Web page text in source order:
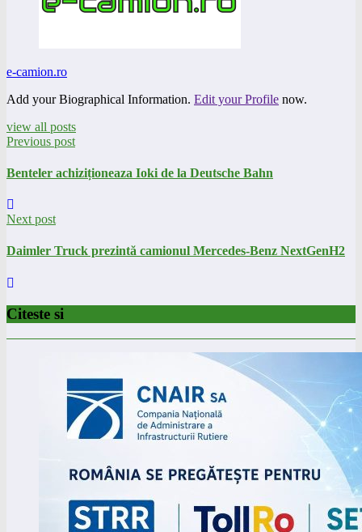
e-camion.ro
Add your Biographical Information. Edit your Profile now.
view all posts
Previous post
Benteler achiziționeaza Ioki de la Deutsche Bahn
Next post
Daimler Truck prezintă camionul Mercedes-Benz NextGenH2
Citeste si